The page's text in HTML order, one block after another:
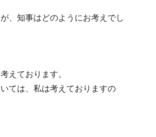
、知事はどのようにお考えでし
えております。
ては、私は考えておりますの